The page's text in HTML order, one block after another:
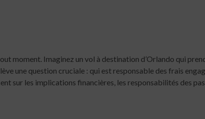
moment. Imaginez un vol à destination d’Orlando qui
une question cruciale : qui est responsable des frais
sur les implications financières, les responsabilités des